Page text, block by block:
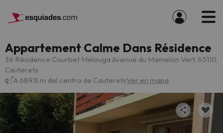
Appartement Calme Dans Résidence
36 Résidence Courbet Melouga Avenue du Mamelon Vert, 65110,
Cauterets
A 689.8 m del centro de CauteretsVer en mapa